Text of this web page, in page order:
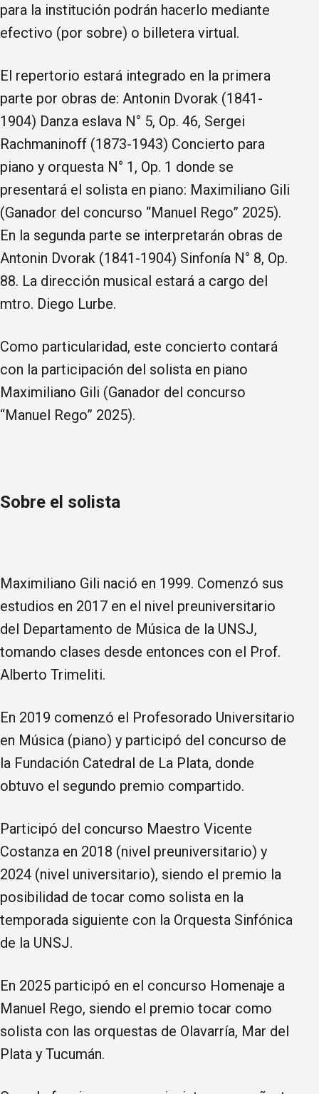
para la institución podrán hacerlo mediante
efectivo (por sobre) o billetera virtual.
El repertorio estará integrado en la primera
parte por obras de: Antonin Dvorak (1841-
1904) Danza eslava N° 5, Op. 46, Sergei
Rachmaninoff (1873-1943) Concierto para
piano y orquesta N° 1, Op. 1 donde se
presentará el solista en piano: Maximiliano Gili
(Ganador del concurso “Manuel Rego” 2025).
En la segunda parte se interpretarán obras de
Antonin Dvorak (1841-1904) Sinfonía N° 8, Op.
88. La dirección musical estará a cargo del
mtro. Diego Lurbe.
Como particularidad, este concierto contará
con la participación del solista en piano
Maximiliano Gili (Ganador del concurso
“Manuel Rego” 2025).
Sobre el solista
Maximiliano Gili nació en 1999. Comenzó sus
estudios en 2017 en el nivel preuniversitario
del Departamento de Música de la UNSJ,
tomando clases desde entonces con el Prof.
Alberto Trimeliti.
En 2019 comenzó el Profesorado Universitario
en Música (piano) y participó del concurso de
la Fundación Catedral de La Plata, donde
obtuvo el segundo premio compartido.
Participó del concurso Maestro Vicente
Costanza en 2018 (nivel preuniversitario) y
2024 (nivel universitario), siendo el premio la
posibilidad de tocar como solista en la
temporada siguiente con la Orquesta Sinfónica
de la UNSJ.
En 2025 participó en el concurso Homenaje a
Manuel Rego, siendo el premio tocar como
solista con las orquestas de Olavarría, Mar del
Plata y Tucumán.